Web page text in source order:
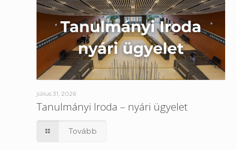
július 31, 2026
Tanulmányi Iroda – nyári ügyelet
Tovább